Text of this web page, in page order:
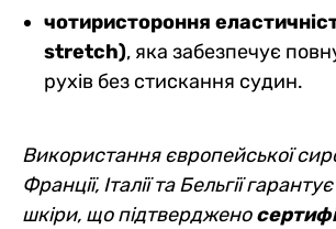
чотиристороння
stretch), яка забезпечує
рухів без стискання судин.
Використання європейської
Франції, Італії та Бельгії
шкіри, що підтверджено